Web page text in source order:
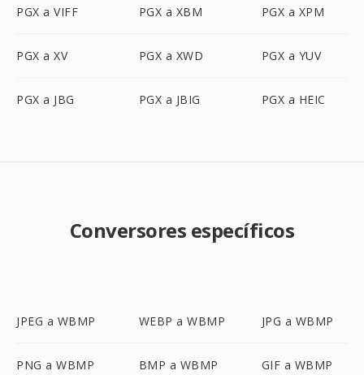
PGX a VIFF PGX a XBM PGX a XPM
PGX a XV PGX a XWD PGX a YUV
PGX a JBG PGX a JBIG PGX a HEIC
Conversores específicos
JPEG a WBMP WEBP a WBMP JPG a WBMP
PNG a WBMP BMP a WBMP GIF a WBMP